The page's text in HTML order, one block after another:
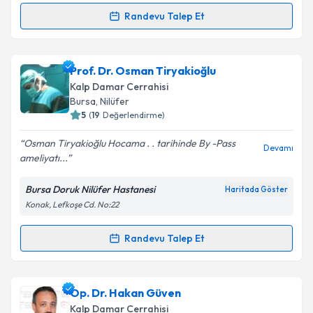
Randevu Talep Et
Randevu Takvimi Talebi
Op. Dr. Gültekin Sadayiçin randevu takvimi talebi
oluşturun. Size bu uzmandan randevu almanız için bir
takvim hazırlandığında e-posta ile bilgilendireceğiz.
Kişisel verilerimin işlenmesine ilişkin
Aydınlatma
Metni'ni okudum ve kişisel verilerimin belirtilen
kapsamda işlenmesini kabul ediyorum.
Prof. Dr. Osman Tiryakioğlu
Kalp Damar Cerrahisi
Bursa, Nilüfer
5 (19 Değerlendirme)
Osman Tiryakioğlu Hocama . . tarihinde By -Pass
ameliyatı...
Devamı
Bursa Doruk Nilüfer Hastanesi Haritada Göster
Konak, Lefkoşe Cd. No:22
Randevu Talep Et
Randevu Takvimi Talebi
Prof. Dr. Osman Tiryakioğlu
talebi oluşturun. Size bu uzmandan randevu almanız
Op. Dr. Hakan Güven
Kalp Damar Cerrahisi